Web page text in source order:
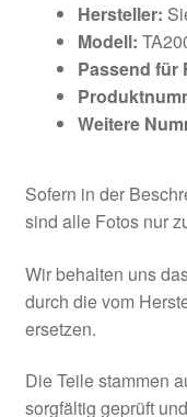
Hersteller:
Modell:
Passend für
Weitere
Sofern in der
sind alle Fotos nur
Wir behalten uns
durch die vom
ersetzen.
Die Teile stammen
sorgfältig geprüft